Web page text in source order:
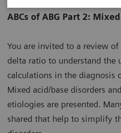
ABCs of ABG Part 2:
You are invited to a review
delta ratio to understand the
calculations in the diagnosis
Mixed acid/base disorders
etiologies are presented.
shared that help to simplify